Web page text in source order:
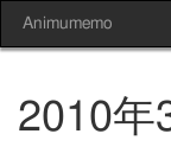
Animumemo
2010年